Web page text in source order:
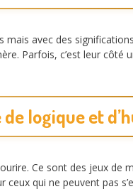
avec des
Parfois, c’est leur côté
logique et
Ce sont des jeux de
qui ne peuvent pas